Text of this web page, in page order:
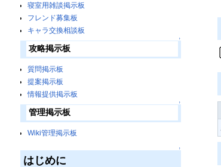
寝室用雑談掲示板
フレンド募集板
キャラ交換相談板
↑
攻略掲示板
質問掲示板
提案掲示板
情報提供掲示板
↑
管理掲示板
Wiki管理掲示板
↑
はじめに